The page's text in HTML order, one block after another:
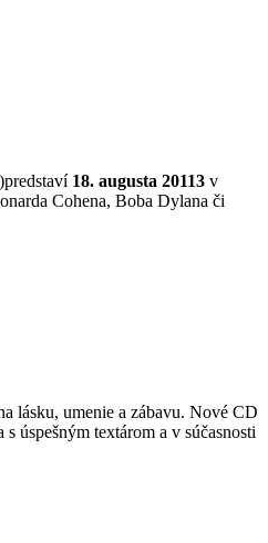
18. augusta 20113 v
Cohena, Boba Dylana či
lásku, umenie a zábavu. Nové CD
úspešným textárom a v súčasnosti